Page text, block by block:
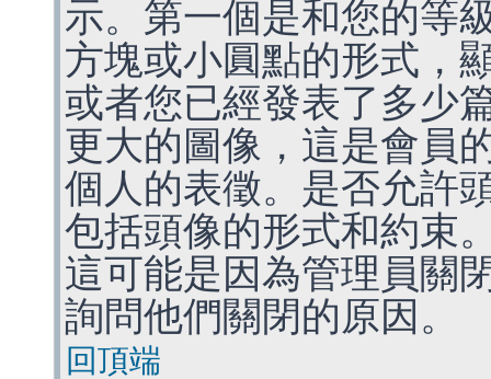
示。第一個是和您的等
方塊或小圓點的形式，
或者您已經發表了多少
更大的圖像，這是會員
個人的表徵。是否允許
包括頭像的形式和約束
這可能是因為管理員關
詢問他們關閉的原因。
回頂端